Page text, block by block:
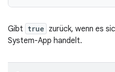
Gibt true zurück, wenn es
System-App handelt.